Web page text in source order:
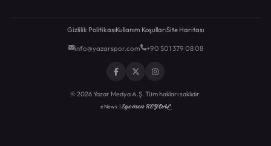
Gizlilik PolitikasıKullanım KoşullarıSite Haritası
info@yazarspor.com +90 501 379 08 08
© 2026 Yazar Medya A.Ş. Tüm hakları saklıdır.
eNews |Egemen KEYDAL